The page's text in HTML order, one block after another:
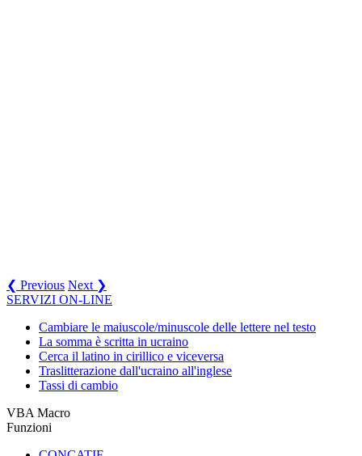
❮ Previous Next ❯
SERVIZI ON-LINE
Cambiare le maiuscole/minuscole delle lettere nel testo
La somma è scritta in ucraino
Cerca il latino in cirillico e viceversa
Traslitterazione dall'ucraino all'inglese
Tassi di cambio
VBA Macro
Funzioni